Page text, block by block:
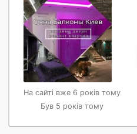
На сайті вже 6 років тому
Був 5 років тому